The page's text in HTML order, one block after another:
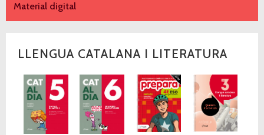
Material digital
LLENGUA CATALANA I LITERATURA